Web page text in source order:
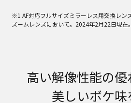
※1 AF対応フルサイズミラーレス用交換レン
ズームレンズにおいて。2024年2月22日現在
高い解像性能の
美しいボケ